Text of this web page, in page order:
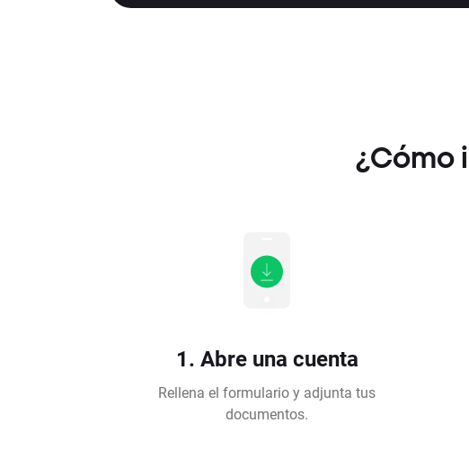
¿Cómo
1. Abre una cuenta
Rellena el formulario y adjunta tus
documentos.